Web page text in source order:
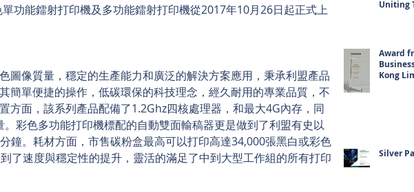
功能鐳射打印機及多功能鐳射打印機從2017年10月26日起正式上
像質量，穩定的生產能力和廣泛的解決方案應用，秉承利盟產品
簡單便捷的操作，低碳環保的科技理念，經久耐用的專業品質，不
方面，該系列產品配備了1.2Ghz四核處理器，和最大4G內存，同
彩色多功能打印機標配的自動雙面輸稿器更是做到了利盟有史以
鐘。耗材方面，市售碳粉盒最高可以打印高達34,000張黑白或彩色
了速度與穩定性的提升，靈活的滿足了中到大型工作組的所有打印
Uniting
Award
Kong
Silver